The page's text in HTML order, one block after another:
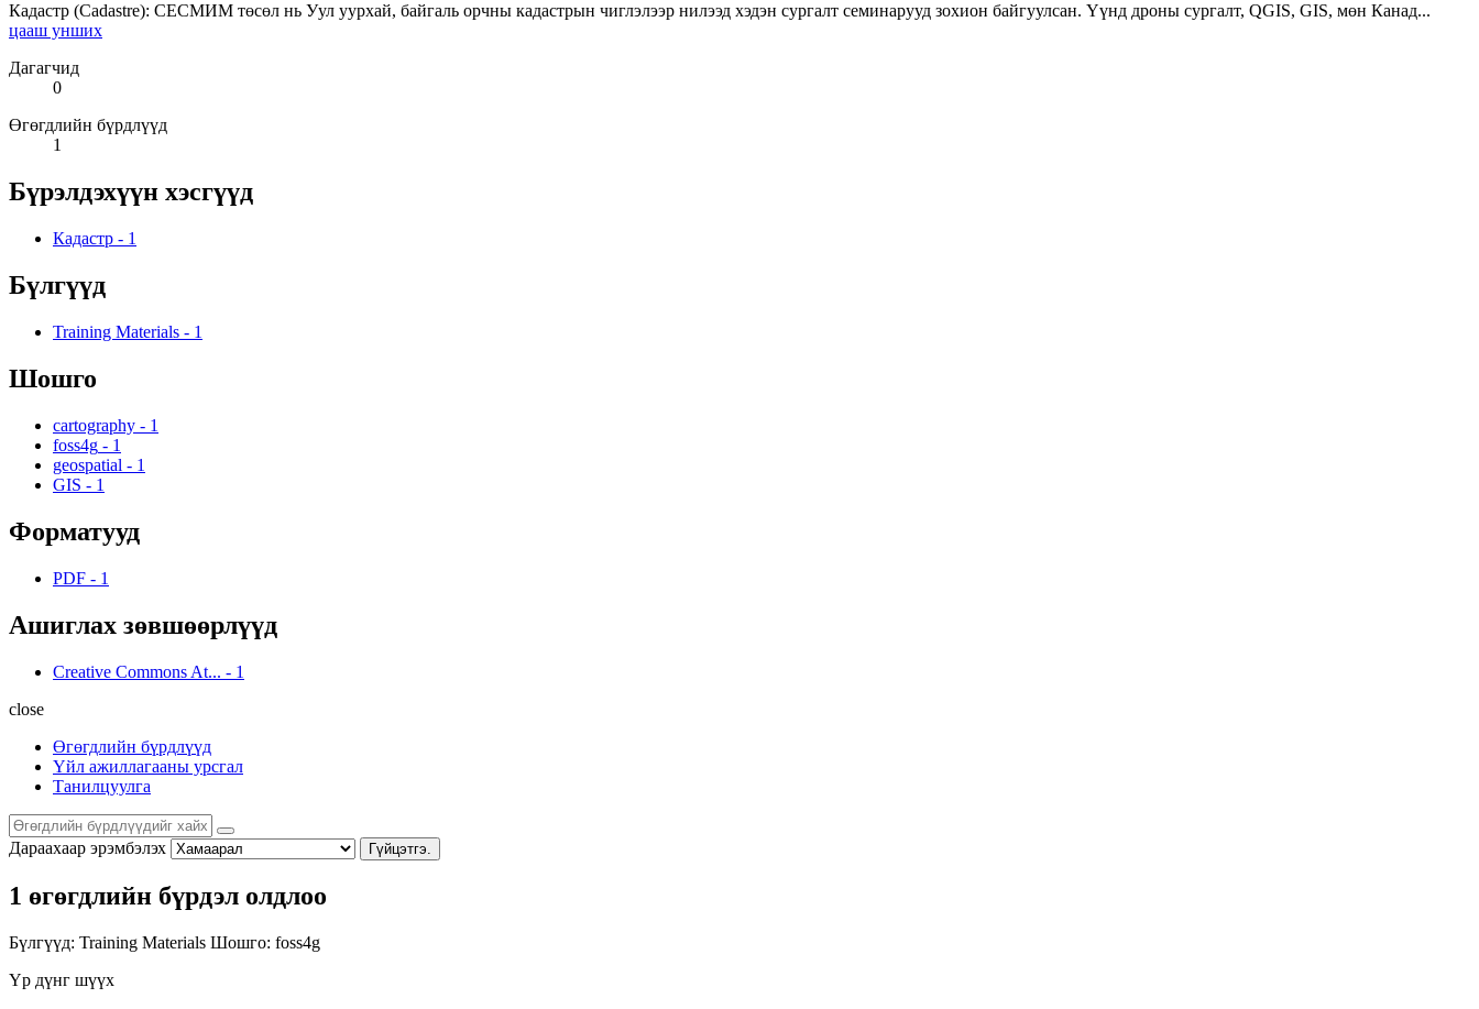
Кадастр (Cadastre): СЕСМИМ төсөл нь Уул уурхай, байгаль орчны кадастрын чиглэлээр нилээд хэдэн сургалт семинарууд зохион байгуулсан. Үүнд дроны сургалт, QGIS, GIS, мөн Канад...
цааш унших
Дагагчид
0
Өгөгдлийн бүрдлүүд
1
Бүрэлдэхүүн хэсгүүд
Кадастр - 1
Бүлгүүд
Training Materials - 1
Шошго
cartography - 1
foss4g - 1
geospatial - 1
GIS - 1
Форматууд
PDF - 1
Ашиглах зөвшөөрлүүд
Creative Commons At... - 1
close
Өгөгдлийн бүрдлүүд
Үйл ажиллагааны урсгал
Танилцуулга
Дараахаар эрэмбэлэх Гүйцэтгэ.
1 өгөгдлийн бүрдэл олдлоо
Бүлгүүд: Training Materials Шошго: foss4g
Үр дүнг шүүх